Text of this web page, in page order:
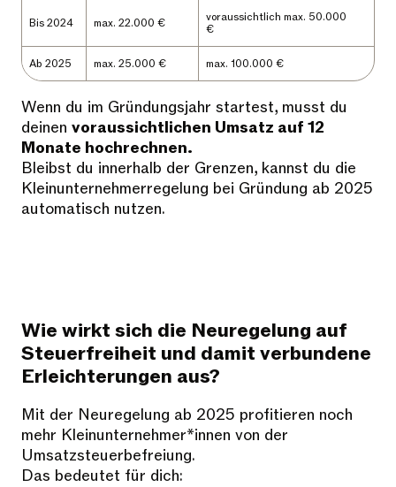
Bis 2024 max. 22.000 €
voraussichtlich max. 50.000
€
Ab 2025 max. 25.000 € max. 100.000 €
Wenn du im Gründungsjahr startest, musst du
deinen voraussichtlichen Umsatz auf 12
Monate hochrechnen.
Bleibst du innerhalb der Grenzen, kannst du die
Kleinunternehmerregelung bei Gründung ab 2025
automatisch nutzen.
Wie wirkt sich die Neuregelung auf
Steuerfreiheit und damit verbundene
Erleichterungen aus?
Mit der Neuregelung ab 2025 profitieren noch
mehr Kleinunternehmer*innen von der
Umsatzsteuerbefreiung.
Das bedeutet für dich: